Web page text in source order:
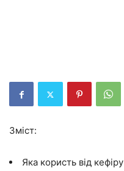
Зміст:
Яка користь від кефіру